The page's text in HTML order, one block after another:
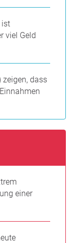
ist
viel Geld
zeigen, dass
einer